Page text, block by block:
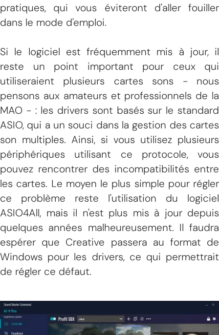
pratiques, qui vous éviteront d'aller fouiller
dans le mode d'emploi.
Si le logiciel est fréquemment mis à jour, il
reste un point important pour ceux qui
utiliseraient plusieurs cartes sons - nous
pensons aux amateurs et professionnels de la
MAO - : les drivers sont basés sur le standard
ASIO, qui a un souci dans la gestion des cartes
son multiples. Ainsi, si vous utilisez plusieurs
périphériques utilisant ce protocole, vous
pouvez rencontrer des incompatibilités entre
les cartes. Le moyen le plus simple pour régler
ce problème reste l'utilisation du logiciel
ASIO4All, mais il n'est plus mis à jour depuis
quelques années malheureusement. Il faudra
espérer que Creative passera au format de
Windows pour les drivers, ce qui permettrait
de régler ce défaut.